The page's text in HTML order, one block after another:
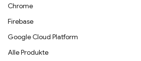
Chrome
Firebase
Google Cloud Platform
Alle Produkte